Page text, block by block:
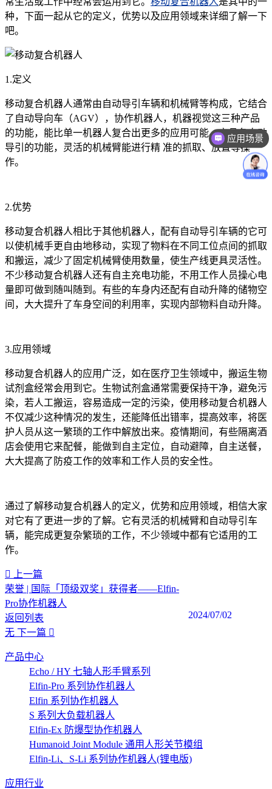
种，下面一起从它的定义，优势以及应用领域来详细了解一下
吧。
1.定义
移动复合机器人通常由自动导引车辆和机械臂等构成，它结合
了自动导向车（AGV），协作机器人，机器视觉这三种产品
的功能，能比单一机器人复合出更多的应用可能。它具备自动
导引的功能，灵活的机械臂能进行精 准的抓取、放置等操
作。
2.优势
移动复合机器人相比于其他机器人，配有自动导引车辆的它可
以使机械手更自由地移动，实现了物料在不同工位点间的抓取
和搬运，减少了固定机械臂使用数量，使生产线更具灵活性。
不少移动复合机器人还有自主充电功能，不用工作人员操心电
量即可做到随叫随到。有些的车身内还配有自动升降的储物空
间，大大提升了车身空间的利用率，实现内部物料自动升降。
3.应用领域
移动复合机器人的应用广泛，如在医疗卫生领域中，搬运生物
试剂盒经常会用到它。生物试剂盒通常需要保持干净，避免污
染，若人工搬运，容易造成一定的污染，使用移动复合机器人
不仅减少这种情况的发生，还能降低出错率，提高效率，将医
护人员从这一繁琐的工作中解放出来。疫情期间，有些隔离酒
店会使用它来配餐，能做到自主定位，自动避障，自主送餐，
大大提高了防疫工作的效率和工作人员的安全性。
通过了解移动复合机器人的定义，优势和应用领域，相信大家
对它有了更进一步的了解。它有灵活的机械臂和自动导引车
辆，能完成更复杂繁琐的工作，不少领域中都有它适用的工
作。‍
上一篇
荣誉 | 国际「顶级双奖」获得者——Elfin-
Pro协作机器人
2024/07/02
返回列表
无 下一篇
产品中心
Echo / HY 七轴人形手臂系列
Elfin-Pro 系列协作机器人
Elfin 系列协作机器人
S 系列大负载机器人
Elfin-Ex 防爆型协作机器人
Humanoid Joint Module 通用人形关节模组
Elfin-Li、S-Li 系列协作机器人(锂电版)
应用行业
应用场景
价格咨询